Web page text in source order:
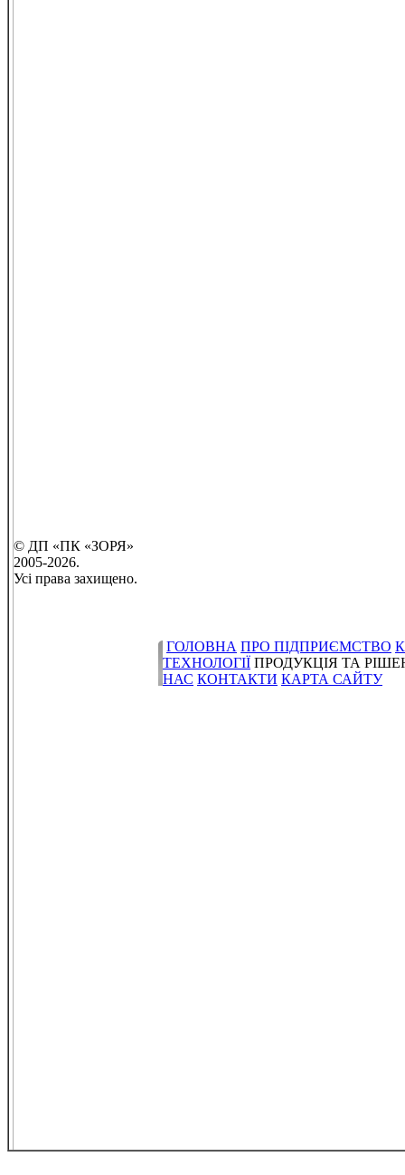
© ДП «ПК «ЗОРЯ»
2005-2026.
Усі права захищено.
ГОЛОВНА ПРО ПІДПРИЄМСТВО
ТЕХНОЛОГІЇ ПРОДУКЦІЯ ТА
НАС КОНТАКТИ КАРТА САЙТУ